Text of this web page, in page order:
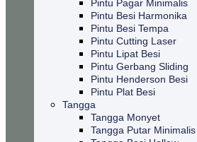
Pintu Pagar Minimalis
Pintu Besi Harmonika
Pintu Besi Tempa
Pintu Cutting Laser
Pintu Lipat Besi
Pintu Gerbang Sliding
Pintu Henderson Besi
Pintu Plat Besi
Tangga
Tangga Monyet
Tangga Putar Minimalis